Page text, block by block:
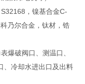
，镍基合金C-
乃尔合金，钛材，锆
爆破阀口、测温口、
、冷却水进出口及出料